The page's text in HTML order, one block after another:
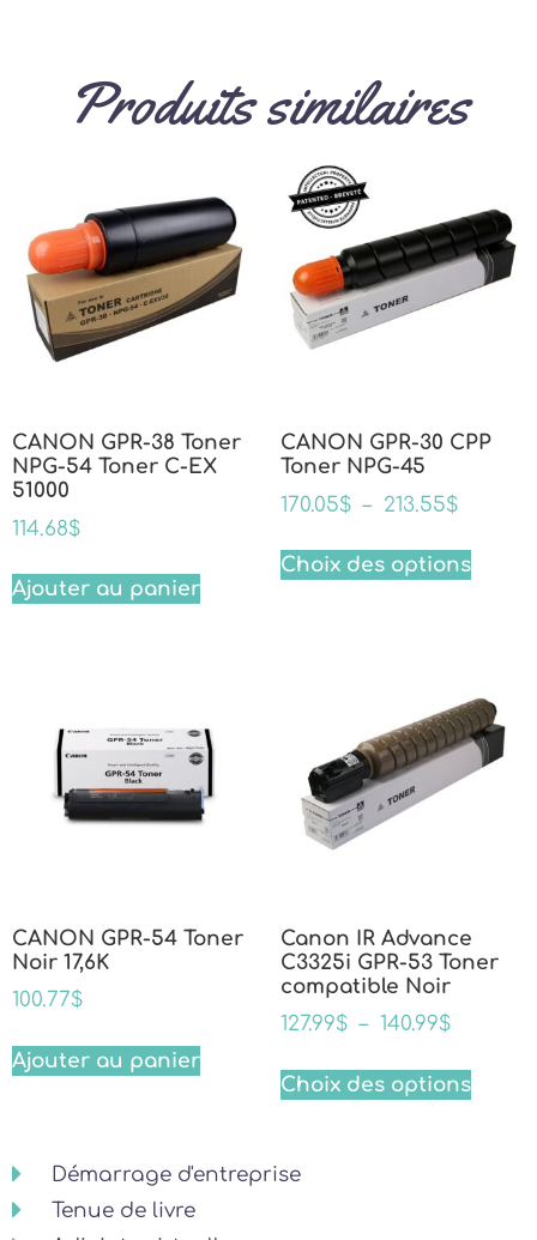
Produits similaires
CANON GPR-38 Toner
NPG-54 Toner C-EX
51000
114.68$
Ajouter au panier
CANON GPR-30 CPP
Toner NPG-45
170.05$ – 213.55$
Choix des options
CANON GPR-54 Toner
Noir 17,6K
100.77$
Ajouter au panier
Canon IR Advance
C3325i GPR-53 Toner
compatible Noir
127.99$ – 140.99$
Choix des options
Démarrage d'entreprise
Tenue de livre